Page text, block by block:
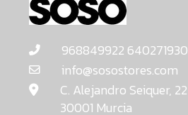
968849922 640271930
info@sosostores.com
C. Alejandro Seiquer, 22
30001 Murcia